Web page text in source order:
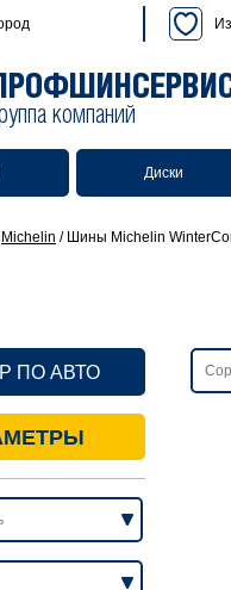
компаний
Диски
Michelin / Шины Michelin
ПО АВТО